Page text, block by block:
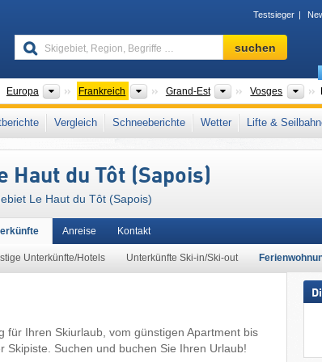
Testsieger
Skigebiet,
Region,
…
suchen
Europa Kontinente
Frankreich LänderGrand-Est Neue Regionen
Vosges
liegt auch in: Lothringen Vogesen , Westeuropa , Europäische Union
Vergleich Schneeberichte Wetter Lifte &
Haut du Tôt (Sapois)
Le Haut du Tôt (Sapois)
Unterkünfte/Hotels Unterkünfte Ski-in/Ski-out
Anreise Kontakt
für Ihren Skiurlaub, vom günstigen Apartment bis
Suchen und buchen Sie Ihren Urlaub!